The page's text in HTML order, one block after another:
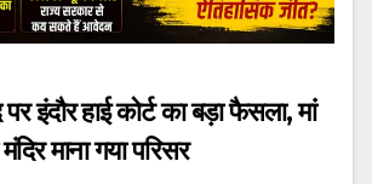
पर इंदौर हाई कोर्ट का बड़ा फैसला, मां
माना गया परिसर